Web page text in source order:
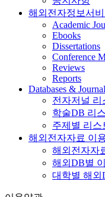
해외전자정보서
Academic
Ebooks
Dissertations
Conference
Reviews
Reports
Databases &
전자저널 리
학술DB 리
주제별 리스
해외전자자료 이
해외전자자
해외DB별
대학별 해외